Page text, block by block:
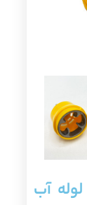
لوله آب